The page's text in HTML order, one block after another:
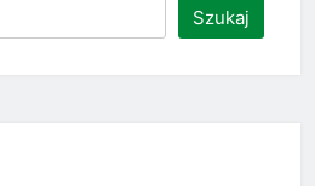
Szukaj